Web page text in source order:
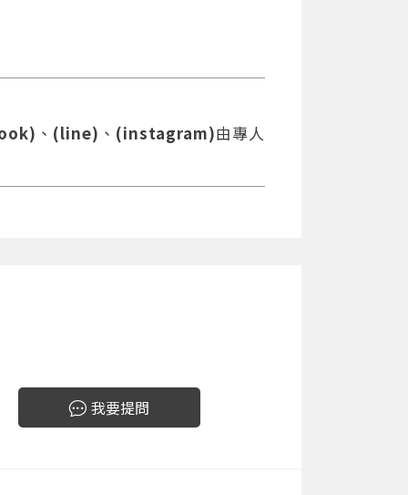
、 (line) 、 (instagram)由專人
我要提問